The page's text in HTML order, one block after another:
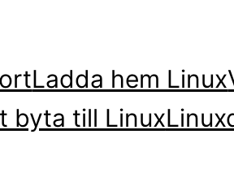
Ladda hem Linux
byta till Linux